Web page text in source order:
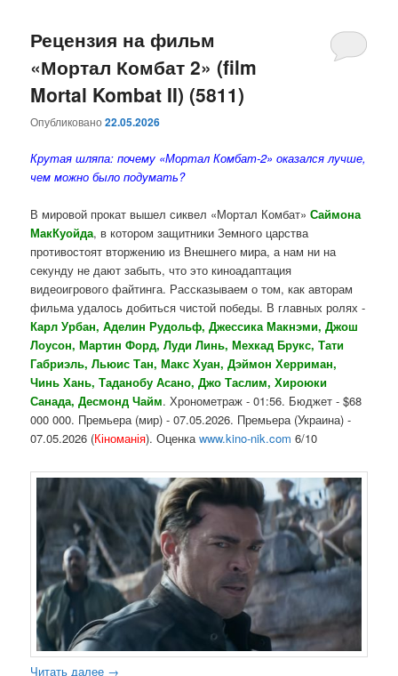
Рецензия на фильм
«Мортал Комбат 2» (film
Mortal Kombat II) (5811)
Опубликовано22.05.2026
Крутая шляпа: почему «Мортал Комбат-2» оказался лучше,
чем можно было подумать?
В мировой прокат вышел сиквел «Мортал Комбат»Саймона
МакКуойда, в котором защитники Земного царства
противостоят вторжению из Внешнего мира, а нам ни на
секунду не дают забыть, что это киноадаптация
видеоигрового файтинга. Рассказываем о том, как авторам
фильма удалось добиться чистой победы. В главных ролях -
Карл Урбан, Аделин Рудольф, Джессика Макнэми, Джош
Лоусон, Мартин Форд, Луди Линь, Мехкад Брукс, Тати
Габриэль, Льюис Тан, Макс Хуан, Дэймон Херриман,
Чинь Хань, Таданобу Асано, Джо Таслим, Хироюки
Санада, Десмонд Чайм. Хронометраж - 01:56. Бюджет - $68
000 000. Премьера (мир) - 07.05.2026. Премьера (Украина) -
07.05.2026 (Кіноманія). Оценкаwww.kino-nik.com 6/10
Читать далее →